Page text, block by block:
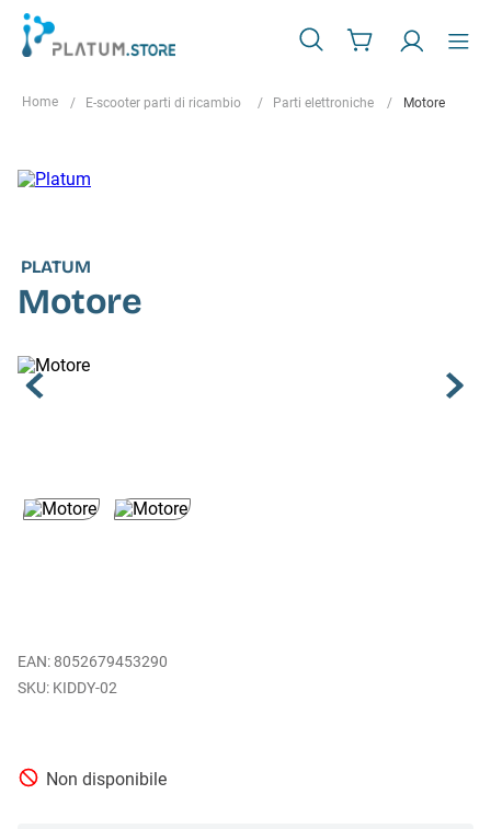
E-scooter parti di ricambio Parti elettroniche Motore
PLATUM
Motore
EAN: 8052679453290
KIDDY-02
Non disponibile